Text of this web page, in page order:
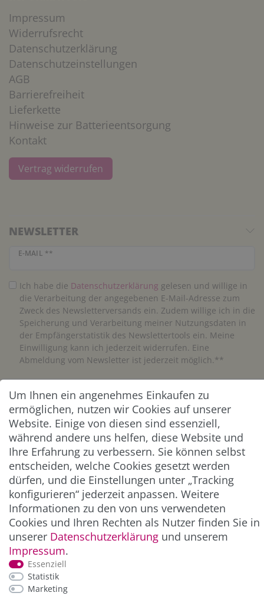
Impressum
Widerrufsrecht
Datenschutzerklärung
Datenschutzeinstellungen
AGB
Barrierefreiheit
Lieferkette
Hinweise zur Batterieentsorgung
Kontakt
Vertrag widerrufen
NEWSLETTER
E-MAIL **
Newsletter Honig
Ich habe die Daten­schutz­erklärung gelesen und willige in
die Verarbeitung der angegebenen E-Mail-Adresse zum
Zweck des Newsletterversands ein. Zudem willige ich in die
Speicherung und Verarbeitung meiner Nutzungsdaten in
der Empfängerstatistik des Newslettertools ein. Meine
Einwilligung kann ich jederzeit widerrufen. Eine
Abmeldung vom Newsletter ist jederzeit möglich.**
Abonnieren
** Hierbei handelt es sich um ein Pflichtfeld.
ZAHLUNG & VERSAND
*Alle Preise inkl. der gesetzl. MwSt. zzgl.
und Versandkosten
Um Ihnen ein angenehmes Einkaufen zu
ermöglichen, nutzen wir Cookies auf unserer
Website. Einige von diesen sind essenziell,
während andere uns helfen, diese Website und
Ihre Erfahrung zu verbessern. Sie können selbst
entscheiden, welche Cookies gesetzt werden
dürfen, und die Einstellungen unter „Tracking
konfigurieren“ jederzeit anpassen. Weitere
Informationen zu den von uns verwendeten
Cookies und Ihren Rechten als Nutzer finden Sie in
unserer Daten­schutz­erklärung und unserem
Impressum.
Essenziell
Statistik
Marketing